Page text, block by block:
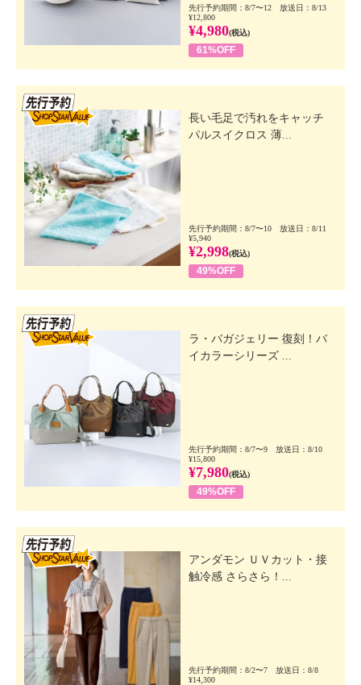
先行予約期間：8/7〜12 放送日：8/13
¥12,800
¥4,980(税込)
61%OFF
長い毛足で汚れをキャッチ
パルスイクロス 薄...
先行予約期間：8/7〜10 放送日：8/11
¥5,940
¥2,998(税込)
49%OFF
ラ・バガジェリー 復刻！バ
イカラーシリーズ ...
先行予約期間：8/7〜9 放送日：8/10
¥15,800
¥7,980(税込)
49%OFF
アンダモン ＵＶカット・接
触冷感 さらさら！...
先行予約期間：8/2〜7 放送日：8/8
¥14,300